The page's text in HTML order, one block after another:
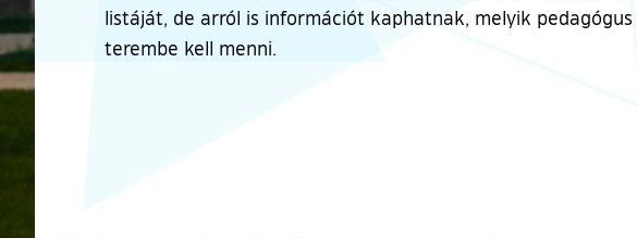
listáját, de arról is információt kaphatnak, melyik
terembe kell menni.